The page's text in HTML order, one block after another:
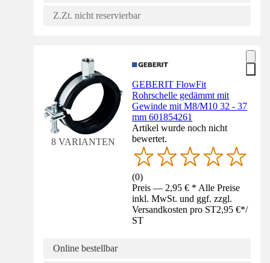
Z.Zt. nicht reservierbar
8 VARIANTEN
GEBERIT FlowFit
Rohrschelle gedämmt mit
Gewinde mit M8/M10 32 - 37
mm 601854261
Artikel wurde noch nicht
bewertet.
(0)
Preis — 2,95 € * Alle Preise
inkl. MwSt. und ggf. zzgl.
Versandkosten pro ST2,95 €*/
ST
Online bestellbar